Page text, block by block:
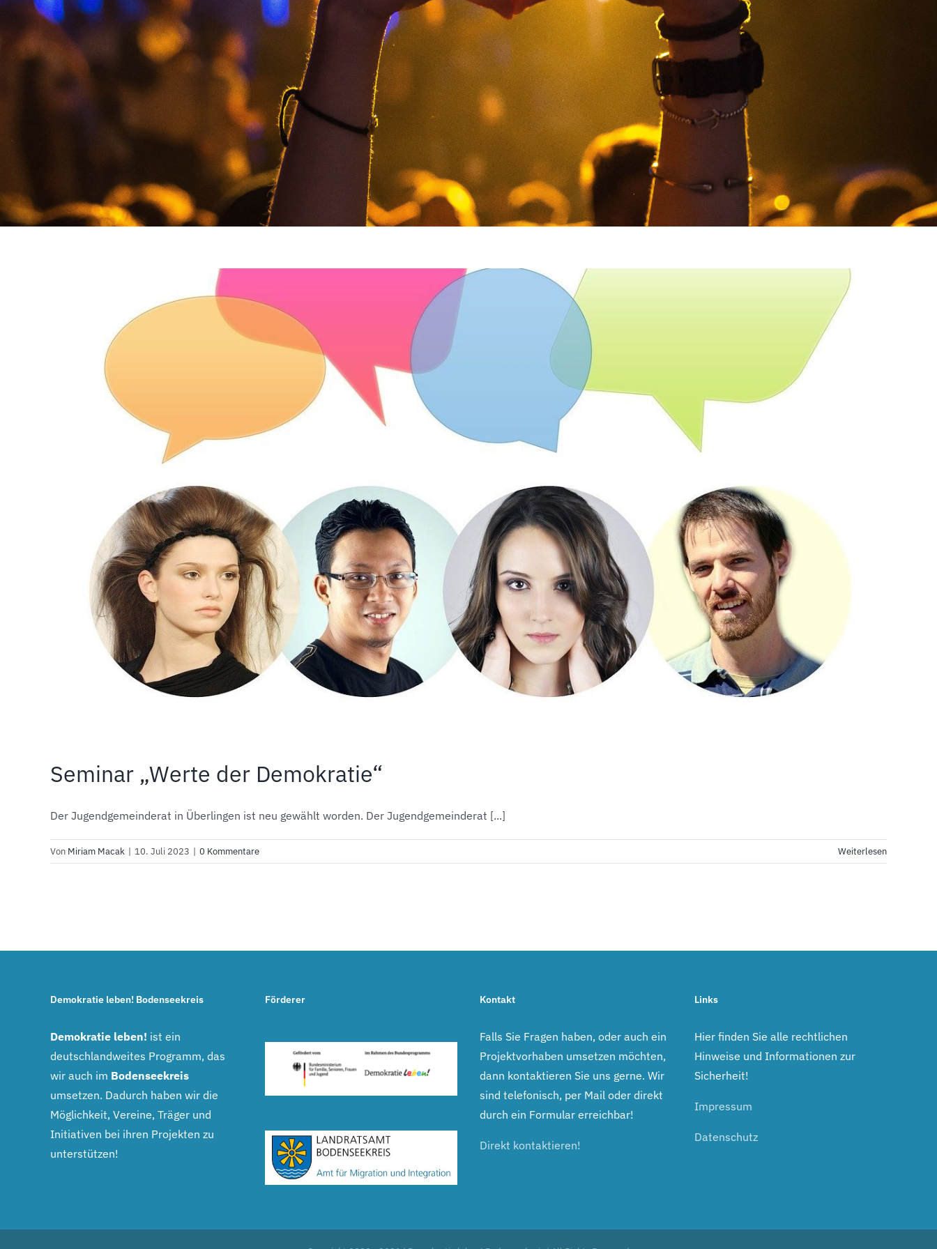
Seminar „Werte der Demokratie“
Der Jugendgemeinderat in Überlingen ist neu gewählt worden. Der Jugendgemeinderat [...]
Von Miriam Macak | 10. Juli 2023 | 0 Kommentare Weiterlesen
Demokratie leben! Bodenseekreis
Demokratie leben! ist ein
deutschlandweites Programm, das
wir auch im Bodenseekreis
umsetzen. Dadurch haben wir die
Möglichkeit, Vereine, Träger und
Initiativen bei ihren Projekten zu
unterstützen!
Förderer Kontakt
Falls Sie Fragen haben, oder auch ein
Projektvorhaben umsetzen möchten,
dann kontaktieren Sie uns gerne. Wir
sind telefonisch, per Mail oder direkt
durch ein Formular erreichbar!
Direkt kontaktieren!
Links
Hier finden Sie alle rechtlichen
Hinweise und Informationen zur
Sicherheit!
Impressum
Datenschutz